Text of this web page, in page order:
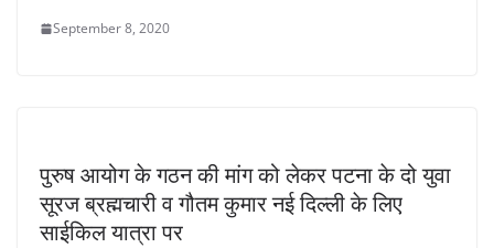
September 8, 2020
पुरुष आयोग के गठन की मांग को लेकर पटना के दो युवा
सूरज ब्रह्मचारी व गौतम कुमार नई दिल्ली के लिए
साईकिल यात्रा पर